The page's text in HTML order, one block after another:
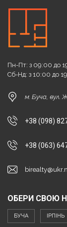
Пн-Пт: з 09:00 до
Сб-Нд: з 10:00 до
м. Буча, вул.
+38 (098)
+38 (063)
ОБЕРИ СВОЮ
БУЧА ІРПІНЬ